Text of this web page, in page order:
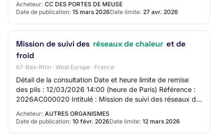
Acheteur: CC DES PORTES DE MEUSE
Date de publication: 15 mars 2026Date limite: 27 avr. 2026
Mission de suivi des réseaux de chaleur et de
froid
67-Bas-Rhin · West Europe · France
Détail de la consultation Date et heure limite de remise
des plis : 12/03/2026 14:00 (heure de Paris) Référence :
2026AC000020 Intitulé : Mission de suivi des réseaux de
Acheteur: AUTRES ORGANISMES
Date de publication: 10 févr. 2026Date limite: 12 mars 2026